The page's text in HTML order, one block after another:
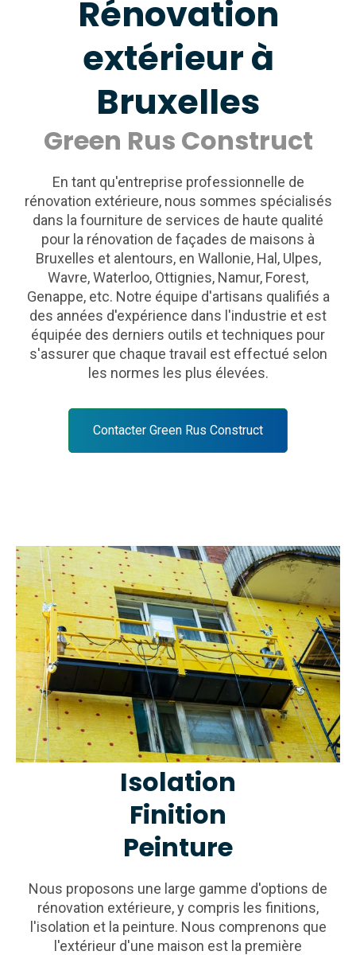
Rénovation
extérieur à
Bruxelles
Green Rus Construct
En tant qu'entreprise professionnelle de
rénovation extérieure, nous sommes spécialisés
dans la fourniture de services de haute qualité
pour la rénovation de façades de maisons à
Bruxelles et alentours, en Wallonie, Hal, Ulpes,
Wavre, Waterloo, Ottignies, Namur, Forest,
Genappe, etc. Notre équipe d'artisans qualifiés a
des années d'expérience dans l'industrie et est
équipée des derniers outils et techniques pour
s'assurer que chaque travail est effectué selon
les normes les plus élevées.
Contacter Green Rus Construct
Isolation
Finition
Peinture
Nous proposons une large gamme d'options de
rénovation extérieure, y compris les finitions,
l'isolation et la peinture. Nous comprenons que
l'extérieur d'une maison est la première